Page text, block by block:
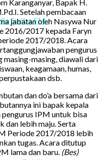
Swiba FM
Karanganyar, Bapak H.
Setelah pembacaan
jabatan oleh Nasywa Nur
2016/2017 kepada Faryn
2017/2018. Acara
pengurus
masing, diawali dari
keagamaan, humas,
dsb.
dan do’a bersama dari
ini bapak kepala
IPM untuk bisa
dan lebih maju. Serta
Periode 2017/2018 lebih
tugas. Acara ditutup
lama dan baru. (Bes)